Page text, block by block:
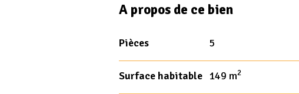
A propos de ce bien
Pièces 5
Surface habitable 149 m2